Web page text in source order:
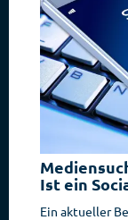
Ist ein
Ein aktueller